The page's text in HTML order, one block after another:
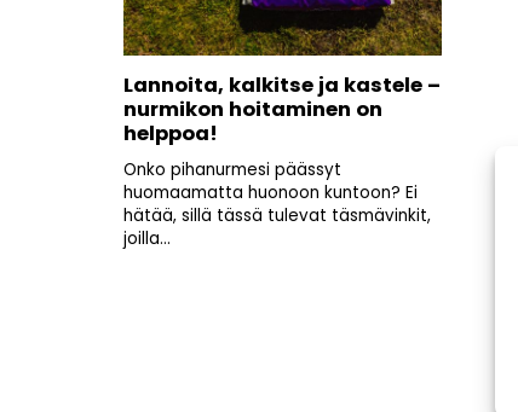
Lannoita, kalkitse ja kastele –
nurmikon hoitaminen on
helppoa!
Onko pihanurmesi päässyt
huomaamatta huonoon kuntoon? Ei
hätää, sillä tässä tulevat täsmävinkit,
joilla...